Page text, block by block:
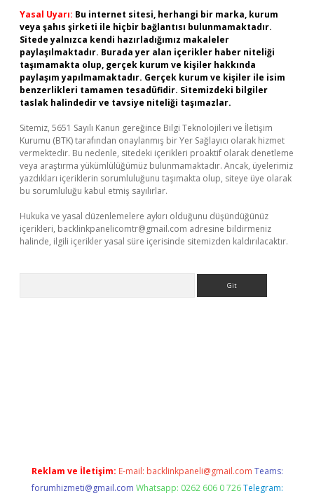
Yasal Uyarı: Bu internet sitesi, herhangi bir marka, kurum
veya şahıs şirketi ile hiçbir bağlantısı bulunmamaktadır.
Sitede yalnızca kendi hazırladığımız makaleler
paylaşılmaktadır. Burada yer alan içerikler haber niteliği
taşımamakta olup, gerçek kurum ve kişiler hakkında
paylaşım yapılmamaktadır. Gerçek kurum ve kişiler ile isim
benzerlikleri tamamen tesadüfidir. Sitemizdeki bilgiler
taslak halindedir ve tavsiye niteliği taşımazlar.
Sitemiz, 5651 Sayılı Kanun gereğince Bilgi Teknolojileri ve İletişim
Kurumu (BTK) tarafından onaylanmış bir Yer Sağlayıcı olarak hizmet
vermektedir. Bu nedenle, sitedeki içerikleri proaktif olarak denetleme
veya araştırma yükümlülüğümüz bulunmamaktadır. Ancak, üyelerimiz
yazdıkları içeriklerin sorumluluğunu taşımakta olup, siteye üye olarak
bu sorumluluğu kabul etmiş sayılırlar.
Hukuka ve yasal düzenlemelere aykırı olduğunu düşündüğünüz
içerikleri, backlinkpanelicomtr@gmail.com adresine bildirmeniz
halinde, ilgili içerikler yasal süre içerisinde sitemizden kaldırılacaktır.
Reklam ve İletişim: E-mail: backlinkpaneli@gmail.com Teams:
forumhizmeti@gmail.com Whatsapp: 0262 606 0 726 Telegram: